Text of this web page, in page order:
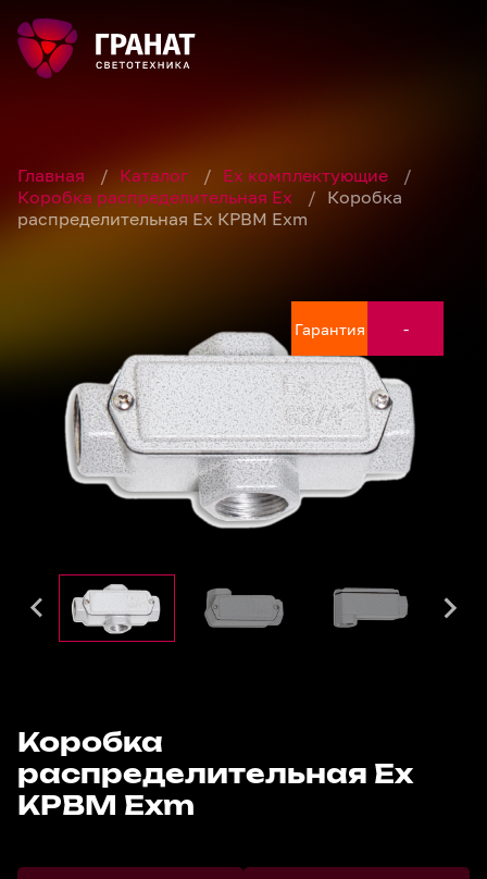
Главная / Каталог / Ex комплектующие
/
Коробка распределительная Ех
/ Коробка
распределительная Ех КРВМ Exm
Гарантия -
Гарантия -
Гарантия -
Гарантия -
Гарантия -
Гарантия -
Гарантия -
Коробка
распределительная Ех
КРВМ Exm